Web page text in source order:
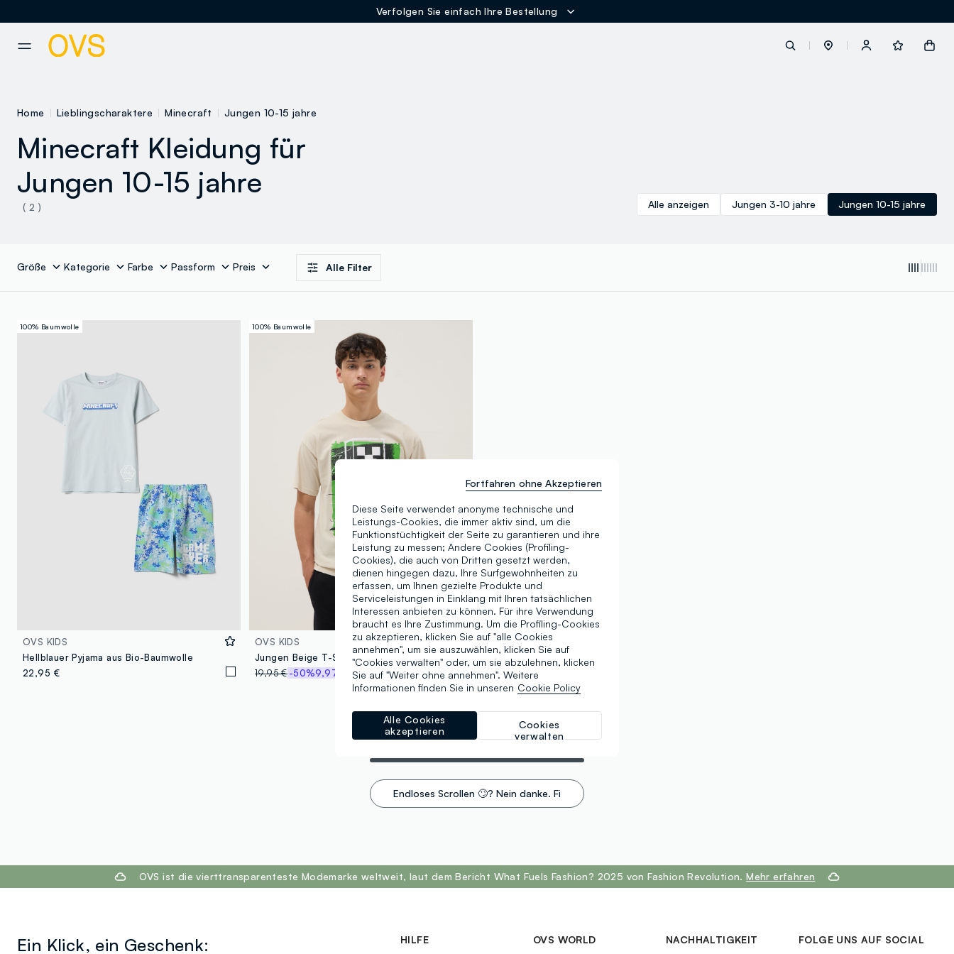
Verfolgen Sie einfach Ihre Bestellung
Home Lieblingscharaktere Minecraft Jungen 10-15 jahre
Minecraft Kleidung für
Jungen 10-15 jahre
( 2 ) Alle anzeigen Jungen 3-10 jahre Jungen 10-15 jahre
Größe Kategorie Farbe Passform Preis Alle Filter
100% Baumwolle
OVS KIDS
Hellblauer Pyjama aus Bio-Baumwolle
22,95 €
100% Baumwolle
OVS KIDS
Jungen Beige T-Shirt aus Reiner Baumwolle im Relaxed Fit mit Print
19,95 €-50%9,97 €
Es werden 2 von 2 Artikeln angezeigt
Endloses Scrollen 🙄? Nein danke. Filter!
OVS ist die vierttransparenteste Modemarke weltweit, laut dem Bericht What Fuels Fashion? 2025 von Fashion Revolution.Mehr erfahren
Ein Klick, ein Geschenk: HILFE OVS WORLD NACHHALTIGKEIT FOLGE UNS AUF SOCIAL
Diese Seite verwendet anonyme technische und
Leistungs-Cookies, die immer aktiv sind, um die
Funktionstüchtigkeit der Seite zu garantieren und ihre
Leistung zu messen; Andere Cookies (Profiling-
Cookies), die auch von Dritten gesetzt werden,
dienen hingegen dazu, Ihre Surfgewohnheiten zu
erfassen, um Ihnen gezielte Produkte und
Serviceleistungen in Einklang mit Ihren tatsächlichen
Interessen anbieten zu können. Für ihre Verwendung
braucht es Ihre Zustimmung. Um die Profiling-Cookies
zu akzeptieren, klicken Sie auf "alle Cookies
annehmen", um sie auszuwählen, klicken Sie auf
"Cookies verwalten" oder, um sie abzulehnen, klicken
Sie auf "Weiter ohne annehmen". Weitere
Informationen finden Sie in unseren Cookie Policy
Cookies
verwalten
Alle Cookies
akzeptieren
Fortfahren ohne Akzeptieren